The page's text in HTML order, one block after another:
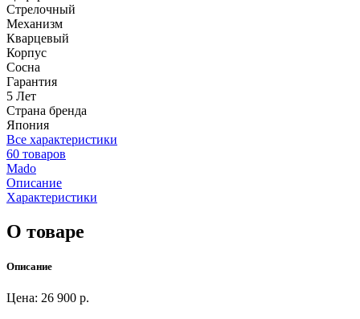
Стрелочный
Механизм
Кварцевый
Корпус
Сосна
Гарантия
5 Лет
Страна бренда
Япония
Все характеристики
60 товаров
Mado
Описание
Характеристики
О товаре
Описание
Цена: 26 900 р.